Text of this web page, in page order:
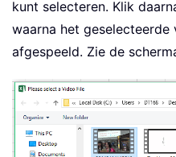
kunt selecteren. Klik
waarna het
afgespeeld. Zie de